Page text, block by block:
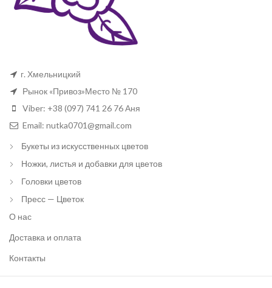
г. Хмельницкий
Рынок «Привоз»Место № 170
Viber: +38 (097) 741 26 76 Аня
Email: nutka0701@gmail.com
Букеты из искусственных цветов
Ножки, листья и добавки для цветов
Головки цветов
Пресс — Цветок
О нас
Доставка и оплата
Контакты